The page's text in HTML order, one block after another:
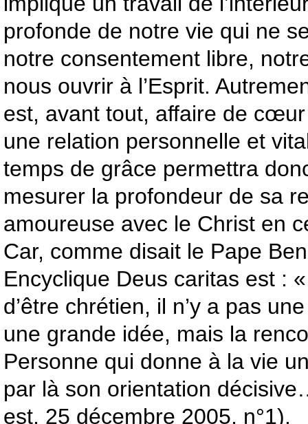
profonde de notre vie qui ne
notre consentement libre,
nous ouvrir à l’Esprit.
est, avant tout, affaire de
une relation personnelle et
temps de grâce permettra
mesurer la profondeur de sa
amoureuse avec le Christ en
Car, comme disait le Pape
Encyclique Deus caritas est :
d’être chrétien, il n’y a pas
une grande idée, mais la
Personne qui donne à la vie
par là son orientation
est, 25 décembre 2005, n°1).